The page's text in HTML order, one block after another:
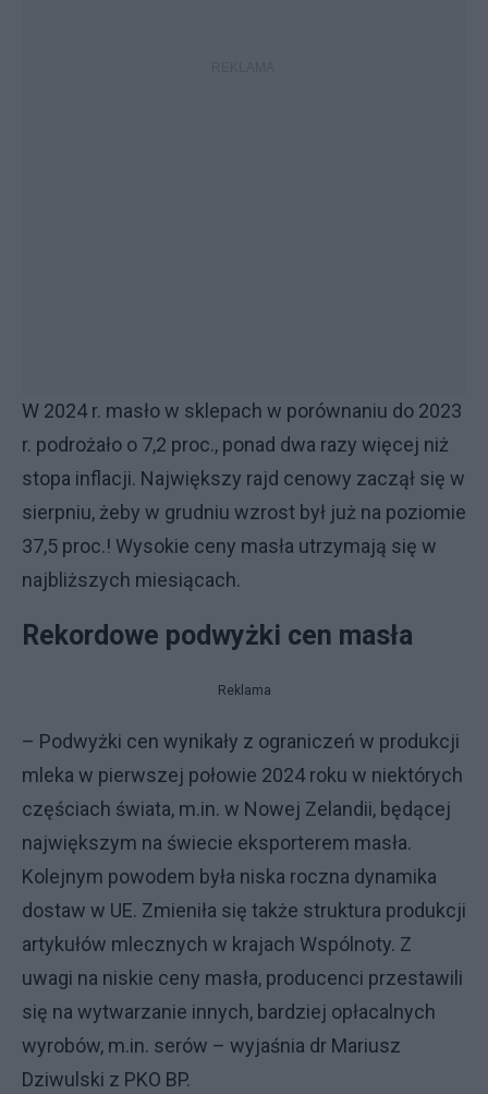
W 2024 r. masło w sklepach w porównaniu do 2023
r. podrożało o 7,2 proc., ponad dwa razy więcej niż
stopa inflacji. Największy rajd cenowy zaczął się w
sierpniu, żeby w grudniu wzrost był już na poziomie
37,5 proc.! Wysokie ceny masła utrzymają się w
najbliższych miesiącach.
Rekordowe podwyżki cen masła
Reklama
– Podwyżki cen wynikały z ograniczeń w produkcji
mleka w pierwszej połowie 2024 roku w niektórych
częściach świata, m.in. w Nowej Zelandii, będącej
największym na świecie eksporterem masła.
Kolejnym powodem była niska roczna dynamika
dostaw w UE. Zmieniła się także struktura produkcji
artykułów mlecznych w krajach Wspólnoty. Z
uwagi na niskie ceny masła, producenci przestawili
się na wytwarzanie innych, bardziej opłacalnych
wyrobów, m.in. serów – wyjaśnia dr Mariusz
Dziwulski z PKO BP.